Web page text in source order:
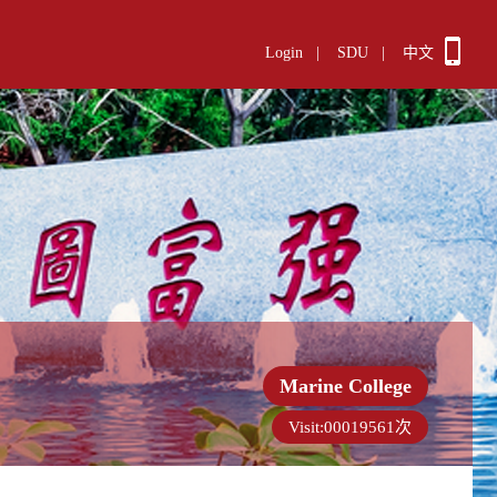
Login SDU 中文
Marine College
Visit:00019561 次